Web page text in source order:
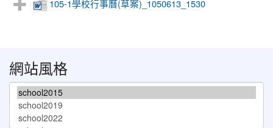
105-1學校行事曆(草案)_1050613_1530
網站風格